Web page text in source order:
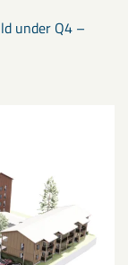
under Q4 –